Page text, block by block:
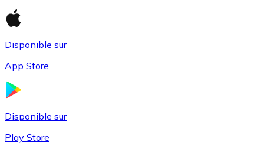
Disponible sur
App Store
Disponible sur
Play Store